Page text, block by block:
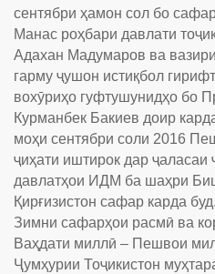
сентябри ҳамон сол бо
Манас роҳбари давлати
Адахан Мадумаров ва
гарму ҷушон истиқбол
вохӯриҳо гуфтушунидҳо бо
Курманбек Бакиев доир
моҳи сентябри соли 2016
ҷиҳати иштирок дар
давлатҳои ИДМ ба шаҳри
Қирғизистон сафар карда буд.
Зимни сафарҳои расмӣ ва
Ваҳдати миллӣ – Пешвои
Ҷумҳурии Тоҷикистон